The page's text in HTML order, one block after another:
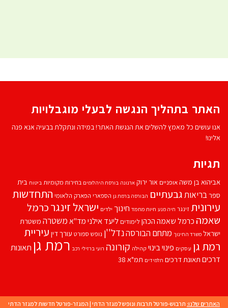
האתר בתהליך הנגשה לבעלי מוגבלויות
אנו עושים כל מאמץ להשלים את הנגשת האתר! במידה ונתקלת בבעיה אנא פנה
אלינו!
תגיות
אביהוא בן משהאופניים אור ירוק ארנונה בורסת היהלומים בחירות מקומיות ביטוח בית
ספרבריאותגבעתיים הבורסה ברמת גן הספארי הפארק הלאומי התחדשות
עירוניתזינגר חיה מנע חיות מחמד חינוך ילדים ישראל זינגרכרמל
שאמה כרמל שאמה הכהן לימודים ליעד אילנימד''אמשטרה משטרת
ישראל משרד החינוך מתחם הבורסהנדל''ן נופש ספורט עורך דין עיריית
רמת גן עסקים פינוי בינוי קהילה קורונה רועי ברזילי רכב רמת גן תאונות
דרכים תאונת דרכים תלמידים תמ"א 38
האתרים שלנו: תרבוש-פורטל תרבות ונופש למגזר הדתי | המגזר-פורטל חדשות למגזר הדתי